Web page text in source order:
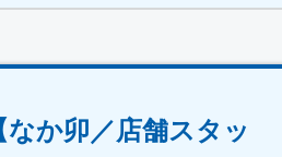
か卯／店舗スタッ